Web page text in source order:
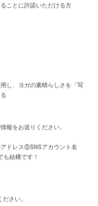
ことに許諾いただける方
し、ヨガの素晴らしさを「写
報をお送りください。
ドレス⑤SNSアカウント名
結構です！
さい。